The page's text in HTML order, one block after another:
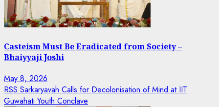
Casteism Must Be Eradicated from Society –
Bhaiyyaji Joshi
May 8, 2026
RSS Sarkaryavah Calls for Decolonisation of Mind at IIT
Guwahati Youth Conclave